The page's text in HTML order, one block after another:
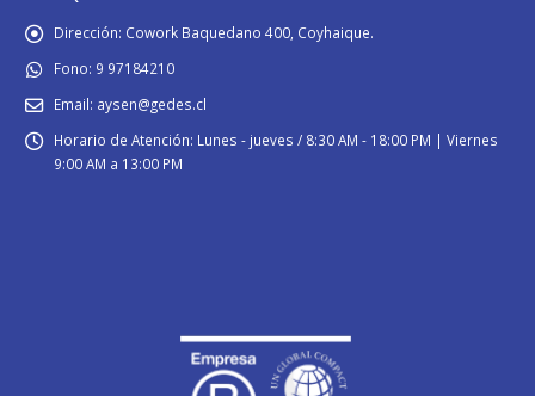
Dirección: Cowork Baquedano 400, Coyhaique.
Fono: 9 97184210
Email: aysen@gedes.cl
Horario de Atención: Lunes - jueves / 8:30 AM - 18:00 PM | Viernes
9:00 AM a 13:00 PM